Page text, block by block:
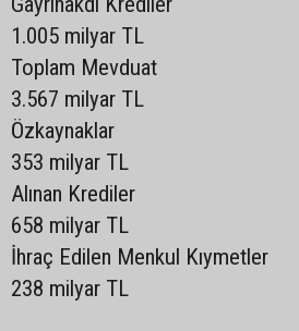
1.005 milyar TL
Toplam Mevduat
3.567 milyar TL
Özkaynaklar
353 milyar TL
Alınan Krediler
658 milyar TL
İhraç Edilen Menkul Kıymetler
238 milyar TL